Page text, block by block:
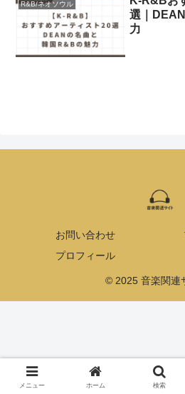
R&B/ネオソウル
選｜
力
お問い合わせ
プロフィール
© 2025 音楽関連
メニュー ホーム 検索